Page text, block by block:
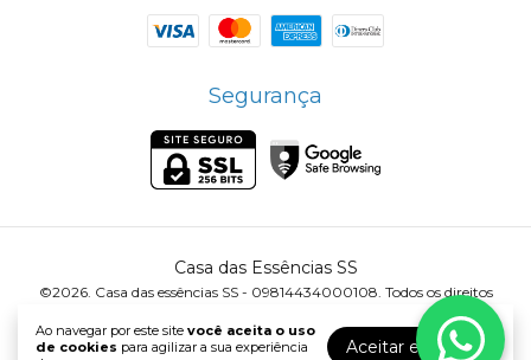
Ao navegar por este site você aceita o uso
de cookies para agilizar a sua experiência
Aceitar e fechar
Segurança
Casa das Essências SS
©2026. Casa das essências SS - 09814434000108. Todos os direitos